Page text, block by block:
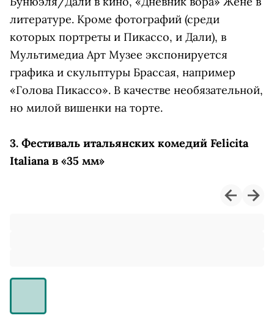
литературе. Кроме фотографий (среди
которых портреты и Пикассо, и Дали), в
Мультимедиа Арт Музее экспонируется
графика и скульптуры Брассая, например
«Голова Пикассо». В качестве необязательной,
но милой вишенки на торте.
3. Фестиваль итальянских комедий Felicita
Italiana в «35 мм»